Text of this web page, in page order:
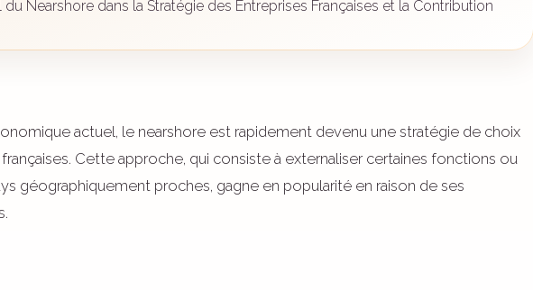
du Nearshore dans la Stratégie des Entreprises Françaises et la Contribution
actuel, le nearshore est rapidement devenu une stratégie de choix
Cette approche, qui consiste à externaliser certaines fonctions ou
géographiquement proches, gagne en popularité en raison de ses